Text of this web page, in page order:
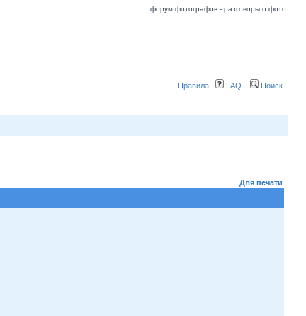
форум фотографов - разговоры о фото
Правила FAQ Поиск
Для печати